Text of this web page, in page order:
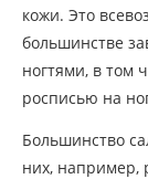
кожи. Это
большинстве
ногтями, в том
росписью на
Большинство
них, например,